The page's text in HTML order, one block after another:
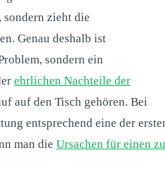
zieht die
Genau deshalb ist
sondern ein
ehrlichen Nachteile der
auf den Tisch gehören. Bei
entsprechend eine der
man die Ursachen für einen zu